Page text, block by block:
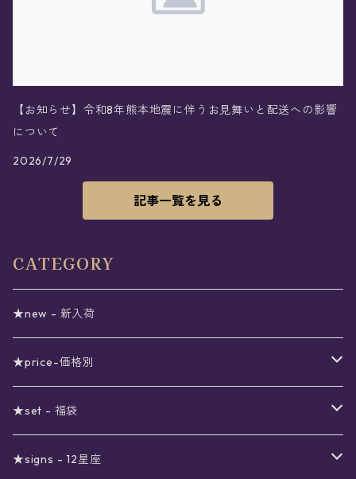
【お知らせ】令和8年熊本地震に伴うお見舞いと配送への影響
について
2026/7/29
記事一覧を見る
CATEGORY
★new - 新入荷
★price-価格別
セール
真夜中のSALE
〜1000円
★set - 福袋
12星座福袋
★signs - 12星座